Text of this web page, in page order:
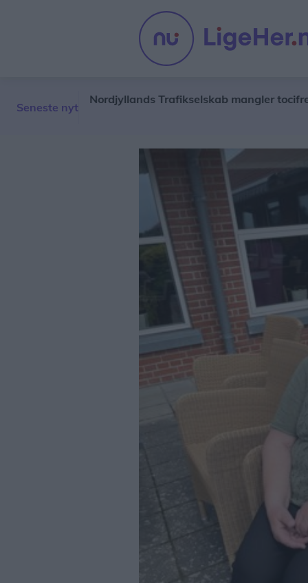
Seneste nyt
Nordjyllands Trafikselskab mangler tocifret